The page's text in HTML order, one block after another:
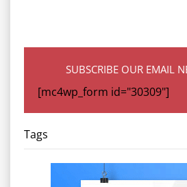
SUBSCRIBE OUR EMAIL
[mc4wp_form id="30309"]
Tags